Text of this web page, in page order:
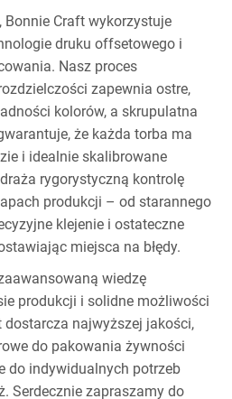
Craft wykorzystuje
druku offsetowego i
Nasz proces
zapewnia ostre,
kolorów, a skrupulatna
że każda torba ma
i idealnie skalibrowane
rygorystyczną kontrolę
produkcji – od starannego
klejenie i ostateczne
miejsca na błędy.
wiedzę
produkcji i solidne możliwości
dostarcza najwyższej jakości,
do pakowania żywności
do indywidualnych potrzeb
Serdecznie zapraszamy do